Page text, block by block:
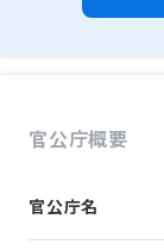
官公庁概要
官公庁名